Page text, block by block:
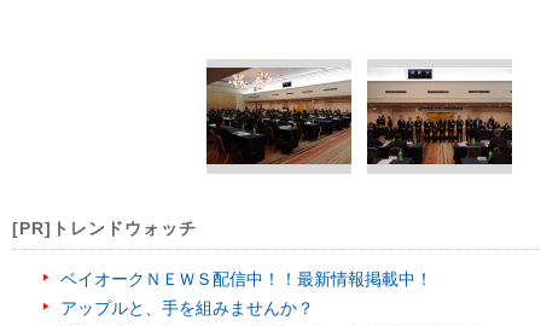
[PR]トレンドウォッチ
ベイオークＮＥＷＳ配信中！！最新情報掲載中！
アップルと、手を組みませんか？